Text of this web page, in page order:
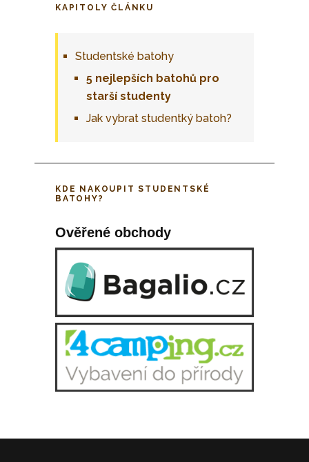
KAPITOLY ČLÁNKU
Studentské batohy
5 nejlepších batohů pro
starší studenty
Jak vybrat studentký batoh?
KDE NAKOUPIT STUDENTSKÉ
BATOHY?
Ověřené obchody